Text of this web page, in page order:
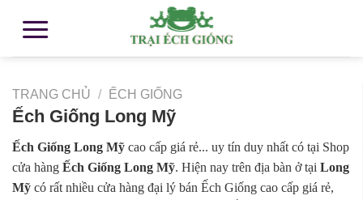
TRANG CHỦ / ẾCH GIỐNG
Ếch Giống Long Mỹ
Ếch Giống Long Mỹ cao cấp giá rẻ... uy tín duy nhất có tại Shop
cửa hàng Ếch Giống Long Mỹ. Hiện nay trên địa bàn ở tại Long
Mỹ có rất nhiều cửa hàng đại lý bán Ếch Giống cao cấp giá rẻ,